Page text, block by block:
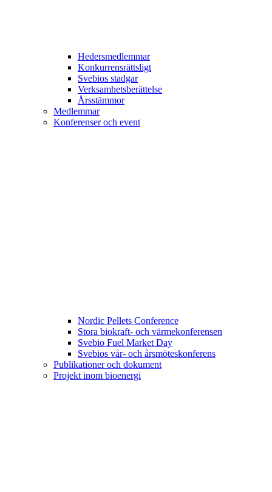
Hedersmedlemmar
Konkurrensrättsligt
Svebios stadgar
Verksamhetsberättelse
Årsstämmor
Medlemmar
Konferenser och event
Nordic Pellets Conference
Stora biokraft- och värmekonferensen
Svebio Fuel Market Day
Svebios vår- och årsmöteskonferens
Publikationer och dokument
Projekt inom bioenergi